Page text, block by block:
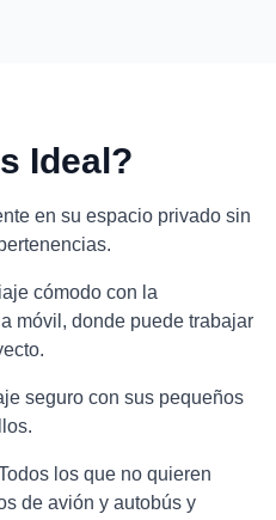
Ideal?
en su espacio privado sin
cómodo con la
móvil, donde puede trabajar
seguro con sus pequeños
los que no quieren
de avión y autobús y